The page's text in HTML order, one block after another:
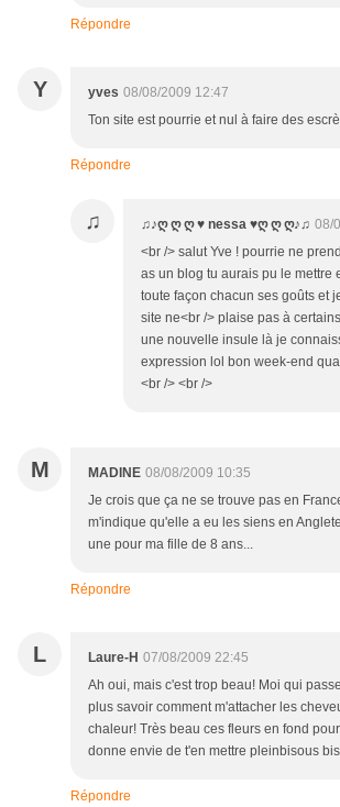
Répondre
Y yves 08/08/2009 12:47
Ton site est pourrie et nul à faire des
Répondre
♫ ♫♪ღ ღ ღ ♥ nessa ♥ღ ღ ღ♪♫ 08/
<br /> salut Yve ! pourrie ne
as un blog tu aurais pu le mettre
toute façon chacun ses goûts et
site ne<br /> plaise pas à
une nouvelle insule là je
expression lol bon week-end
<br /> <br />
M MADINE 08/08/2009 10:35
Je crois que ça ne se trouve pas en
m'indique qu'elle a eu les siens en
une pour ma fille de 8 ans...
Répondre
L Laure-H 07/08/2009 22:45
Ah oui, mais c'est trop beau! Moi qui
plus savoir comment m'attacher les
chaleur! Très beau ces fleurs en fond
donne envie de t'en mettre pleinbisous
Répondre